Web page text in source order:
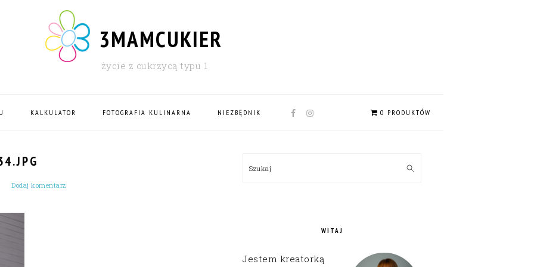
3MAMCUKIER
życie z cukrzycą typu 1
KALKULATOR FOTOGRAFIA KULINARNA NIEZBĘDNIK
NAV
0 PRODUKTÓW
Dodaj komentarz
SIDEBAR
Szukaj
WITAJ
Jestem kreatorką